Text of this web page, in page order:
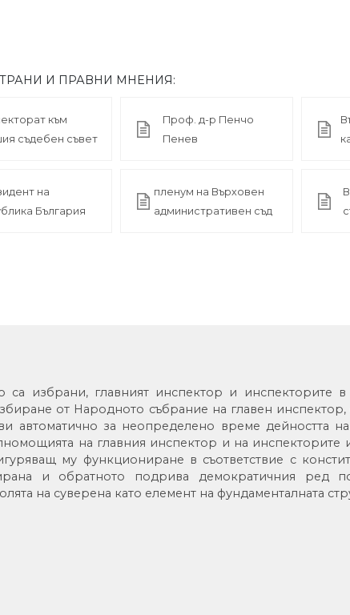
И ПРАВНИ МНЕНИЯ:
към
съдебен съвет
Проф. д-р Пенчо
Пенев
на
България
пленум на Върховен
административен съд
са избрани, главният инспектор и инспекторите
от Народното събрание на главен
автоматично за неопределено време дейността
на главния инспектор и на
му функциониране в съответствие с
и обратното подрива демократичния ред
на суверена като елемент на фундаменталната